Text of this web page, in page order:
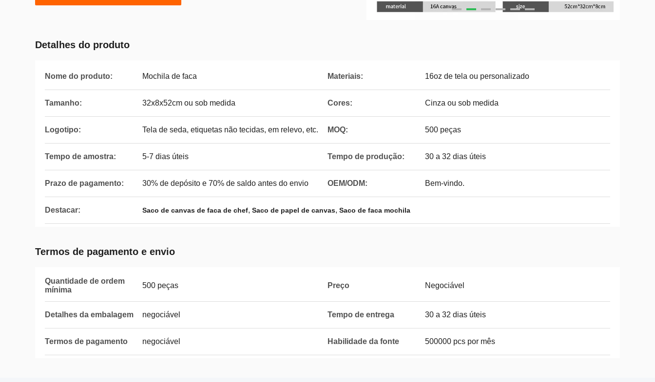
Detalhes do produto
Nome do produto: Mochila de faca Materiais: 16oz de tela ou personalizado
Tamanho: 32x8x52cm ou sob medida Cores: Cinza ou sob medida
Logotipo: Tela de seda, etiquetas não tecidas, em relevo, etc. MOQ: 500 peças
Tempo de amostra: 5-7 dias úteis Tempo de produção: 30 a 32 dias úteis
Prazo de pagamento: 30% de depósito e 70% de saldo antes do envio OEM/ODM: Bem-vindo.
Destacar: Saco de canvas de faca de chef, Saco de papel de canvas, Saco de faca mochila
Termos de pagamento e envio
Quantidade de ordem
mínima
500 peças Preço Negociável
Detalhes da embalagem negociável Tempo de entrega 30 a 32 dias úteis
Termos de pagamento negociável Habilidade da fonte 500000 pcs por mês